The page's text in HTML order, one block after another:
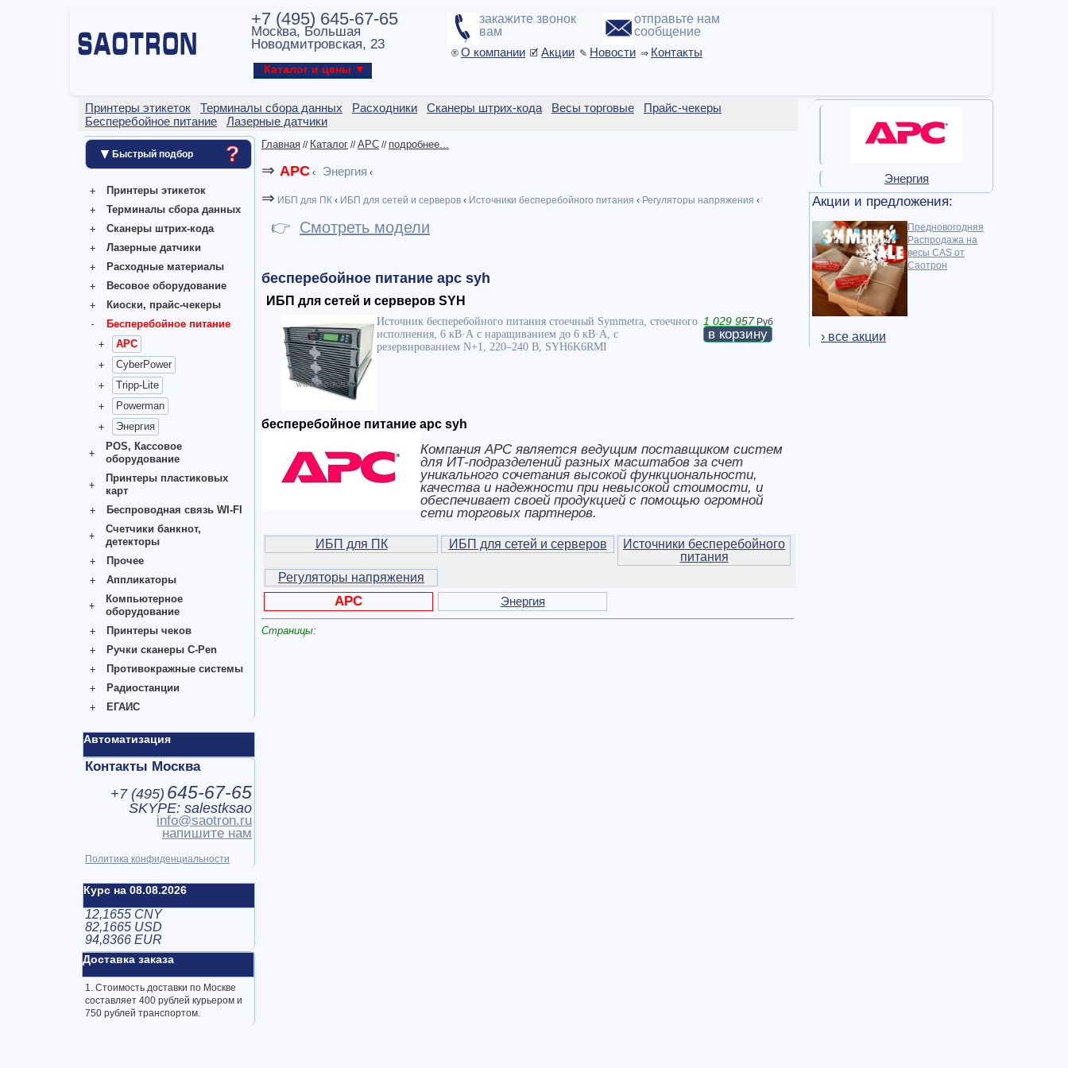
+7 (495) 645-67-65
Москва, Большая
Новодмитровская, 23
Каталог и цены ▼
закажите звонок
вам
отправьте нам
сообщение
® О компании 🗹 Акции ✎ Новости ⇒ Контакты
Энергия
Акции и предложения:
Предновогодняя
Распродажа на
весы CAS от
Саотрон
› все акции
Принтеры этикеток Терминалы сбора данных Расходники Сканеры штрих-кода Весы торговые
Прайс-чекеры
Бесперебойное питание
Лазерные датчики
▼ Быстрый подбор ?
Принтеры этикеток
Терминалы сбора данных
Сканеры штрих-кода
Лазерные датчики
Расходные материалы
Весовое оборудование
Киоски, прайс-чекеры
Бесперебойное питание
APC
CyberPower
Tripp-Lite
Powerman
Энергия
POS, Кассовое
оборудование
Принтеры пластиковых
карт
Беспроводная связь WI-FI
Счетчики банкнот,
детекторы
Прочее
Аппликаторы
Компьютерное
оборудование
Принтеры чеков
Ручки сканеры C-Pen
Противокражные системы
Радиостанции
ЕГАИС
Автоматизация
Контакты Москва
+7 (495) 645-67-65
SKYPE: salestksao
info@saotron.ru
напишите нам
Политика конфиденциальности
Курс на 08.08.2026
12,1655 CNY
82,1665 USD
94,8366 EUR
Доставка заказа
1. Стоимость доставки по Москве
составляет 400 рублей курьером и
750 рублей транспортом.
Главная // Каталог //APC // подробнее...
⇒ APC ‹ Энергия ‹
⇒ ИБП для ПК ‹ ИБП для сетей и серверов ‹ Источники бесперебойного питания ‹ Регуляторы напряжения ‹
👉 Смотреть модели
бесперебойное питание apc syh
ИБП для сетей и серверов SYH
Источник бесперебойного питания стоечный Symmetra, стоечного
исполнения, 6 кВ·А с наращиванием до 6 кВ·А, с
резервированием N+1, 220–240 В, SYH6K6RMI
1 029 957 Руб
в корзину
бесперебойное питание apc syh
Компания APC является ведущим поставщиком систем
для ИТ-подразделений разных масштабов за счет
уникального сочетания высокой функциональности,
качества и надежности при невысокой стоимости, и
обеспечивает своей продукцией с помощью огромной
сети торговых партнеров.
ИБП для ПК ИБП для сетей и серверов
Источники бесперебойного
питания
Регуляторы напряжения
APC Энергия
Страницы: